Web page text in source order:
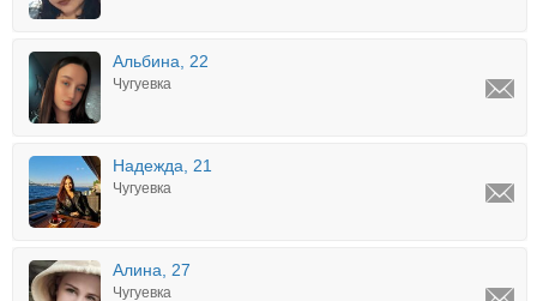
Альбина, 22
Чугуевка
Надежда, 21
Чугуевка
Алина, 27
Чугуевка